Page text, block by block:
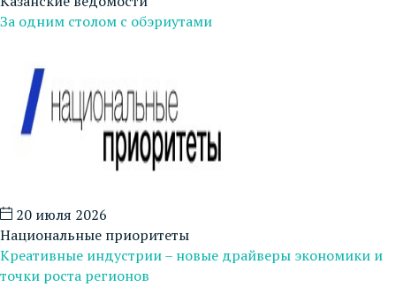
За одним столом с обэриутами
20 июля 2026
Национальные приоритеты
Креативные индустрии – новые драйверы экономики и
точки роста регионов